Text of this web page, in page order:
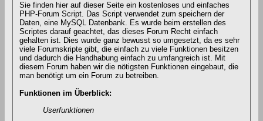
Sie finden hier auf dieser Seite ein kostenloses und einfaches
PHP-Forum Script. Das Script verwendet zum speichern der
Daten, eine MySQL Datenbank. Es wurde beim erstellen des
Scriptes darauf geachtet, das dieses Forum Recht einfach
gehalten ist. Dies wurde ganz bewusst so umgesetzt, da es sehr
viele Forumskripte gibt, die einfach zu viele Funktionen besitzen
und dadurch die Handhabung einfach zu umfangreich ist. Mit
diesem Forum haben wir die nötigsten Funktionen eingebaut, die
man benötigt um ein Forum zu betreiben.
Funktionen im Überblick:
Userfunktionen